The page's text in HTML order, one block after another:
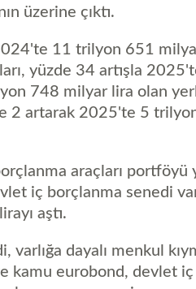
üzerine çıktı.
11 trilyon 651
yüzde 34 artışla
748 milyar lira olan yerli
2 artarak 2025'te 5
araçları portföyü
iç borçlanma senedi
aştı.
varlığa dayalı menkul
kamu eurobond, devlet